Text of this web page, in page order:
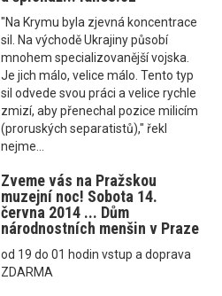
"Na Krymu byla zjevná koncentrace
sil. Na východě Ukrajiny působí
mnohem specializovanější vojska.
Je jich málo, velice málo. Tento typ
sil odvede svou práci a velice rychle
zmizí, aby přenechal pozice milicím
(proruských separatistů)," řekl
nejme...
Zveme vás na Pražskou
muzejní noc! Sobota 14.
června 2014 ... Dům
národnostních menšin v Praze
od 19 do 01 hodin vstup a doprava
ZDARMA